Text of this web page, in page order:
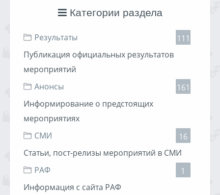
Категории раздела
Результаты
111
Публикация официальных результатов
мероприятий
Анонсы
161
Информирование о предстоящих
мероприятиях
СМИ
16
Статьи, пост-релизы мероприятий в СМИ
РАФ
1
Информация с сайта РАФ